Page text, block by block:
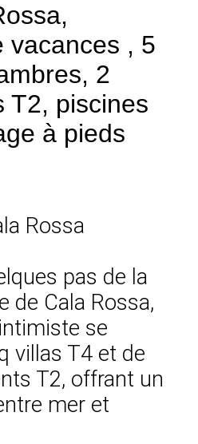
vacances , 5
2
T2, piscines
à pieds
Rossa
pas de la
de Cala Rossa,
se
villas T4 et de
T2, offrant un
mer et